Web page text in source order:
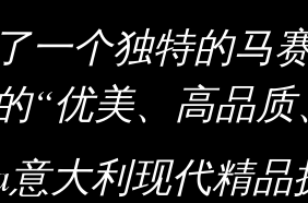
一个独特的马
“优美、高品
意大利现代精